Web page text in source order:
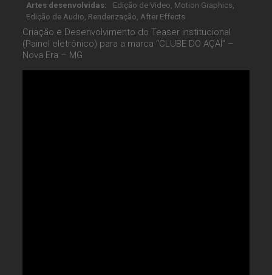
Artes desenvolvidas:
Edição de Video, Motion Graphics,
Edição de Audio, Renderização, After Effects
Criação e Desenvolvimento do Teaser institucional
(Painel eletrônico) para a marca “CLUBE DO AÇAÍ” –
Nova Era – MG